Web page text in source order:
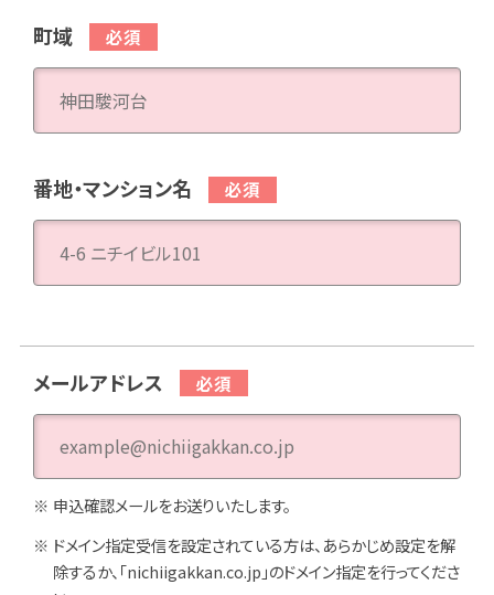
町域
番地・マンション名
メールアドレス
申込確認メールをお送りいたします。
ドメイン指定受信を設定されている方は、あらかじめ設定を解
除するか、「nichiigakkan.co.jp」のドメイン指定を行ってくださ